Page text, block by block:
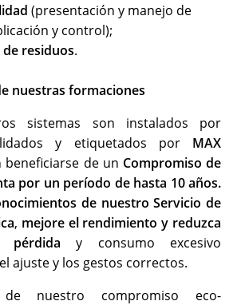
(presentación y manejo de
y control);
residuos.
nuestras formaciones
sistemas son instalados por
y etiquetados por MAX
beneficiarse de un Compromiso de
por un período de hasta 10 años.
de nuestro Servicio de
, mejore el rendimiento y reduzca
y consumo excesivo
ajuste y los gestos correctos.
nuestro compromiso eco-